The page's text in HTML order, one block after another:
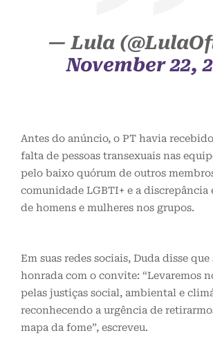
— Lula
November 22,
Antes do anúncio, o PT havia
falta de pessoas transexuais nas
pelo baixo quórum de outros
comunidade LGBTI+ e a discrepância
de homens e mulheres nos grupos.
Em suas redes sociais, Duda disse que
honrada com o convite: “Levaremos
pelas justiças social, ambiental e
reconhecendo a urgência de
mapa da fome”, escreveu.